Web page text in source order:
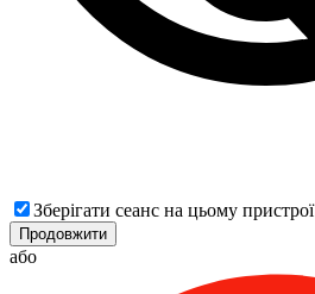
Зберігати сеанс на цьому пристрої
Продовжити
або